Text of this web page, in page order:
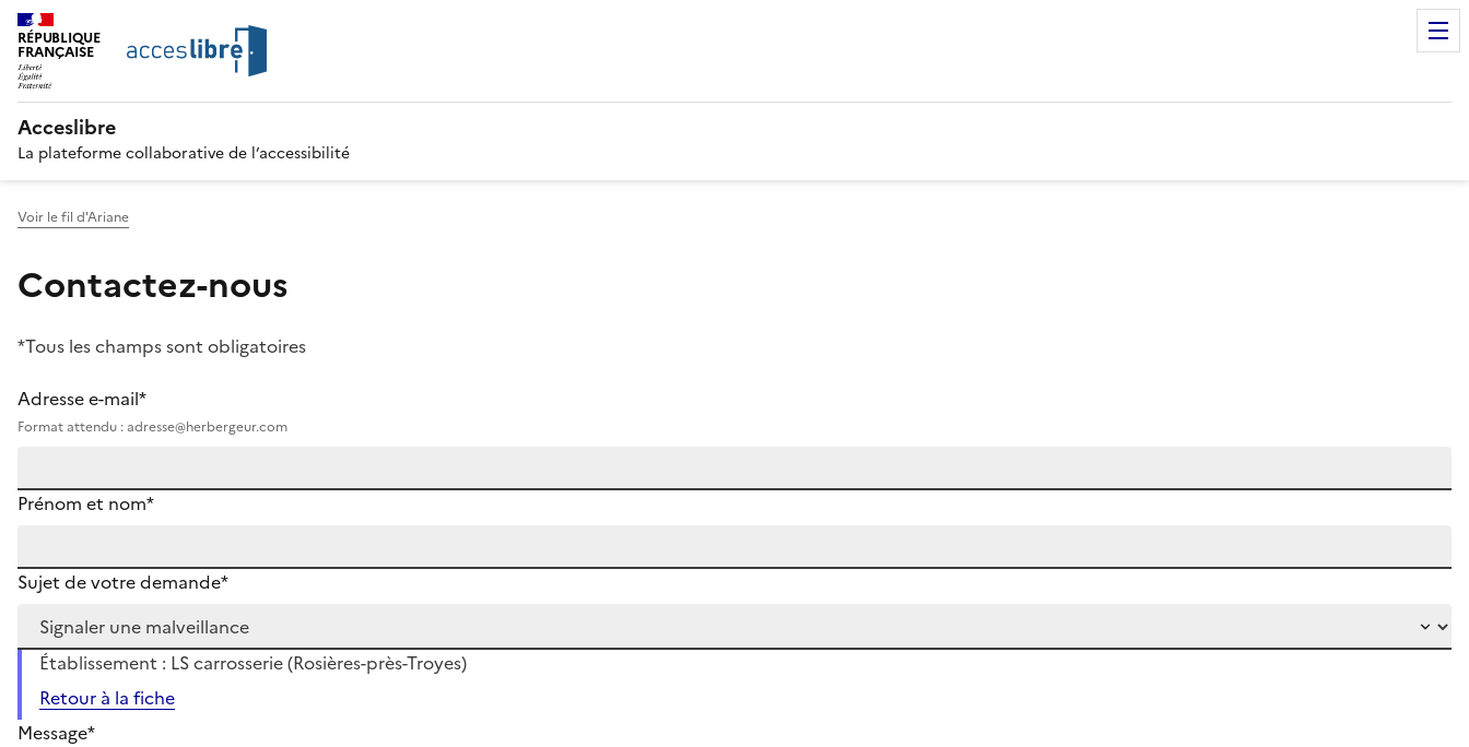
RÉPUBLIQUE
FRANÇAISE
Acceslibre
La plateforme collaborative de l’accessibilité
Voir le fil d'Ariane
Contactez-nous
*Tous les champs sont obligatoires
Adresse e-mail*
Format attendu : adresse@herbergeur.com
Prénom et nom*
Sujet de votre demande*
Établissement : LS carrosserie (Rosières-près-Troyes)
Retour à la fiche
Message*